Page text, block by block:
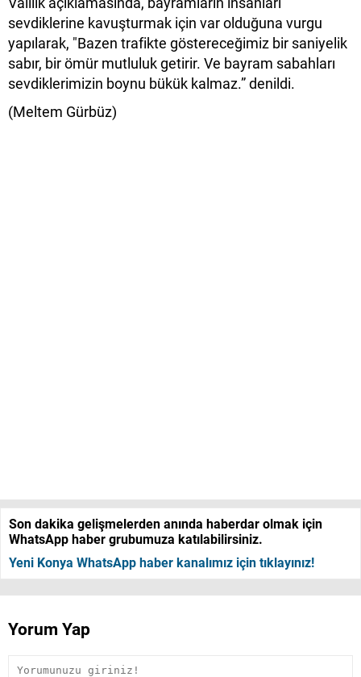
sevdiklerine kavuşturmak için var olduğuna vurgu
yapılarak, "Bazen trafikte göstereceğimiz bir saniyelik
sabır, bir ömür mutluluk getirir. Ve bayram sabahları
sevdiklerimizin boynu bükük kalmaz.” denildi.
(Meltem Gürbüz)
Son dakika gelişmelerden anında haberdar olmak için
WhatsApp haber grubumuza katılabilirsiniz.
Yeni Konya WhatsApp haber kanalımız için tıklayınız!
Yorum Yap